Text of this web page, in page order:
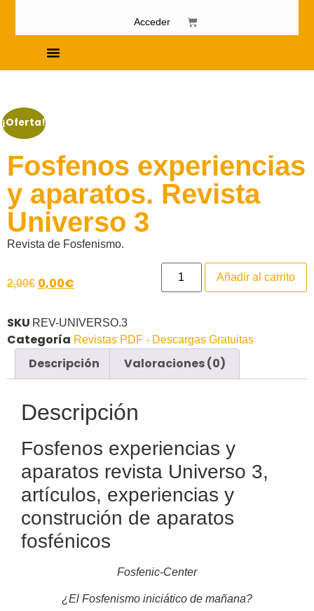
Acceder
¡Oferta!
Fosfenos experiencias
y aparatos. Revista
Universo 3
Revista de Fosfenismo.
2,00€ 0,00€ Añadir al carrito
SKU REV-UNIVERSO.3
Categoría Revistas PDF - Descargas Gratuitas
Descripción Valoraciones (0)
Descripción
Fosfenos experiencias y
aparatos revista Universo 3,
artículos, experiencias y
construción de aparatos
fosfénicos
Fosfenic-Center
¿El Fosfenismo iniciático de mañana?